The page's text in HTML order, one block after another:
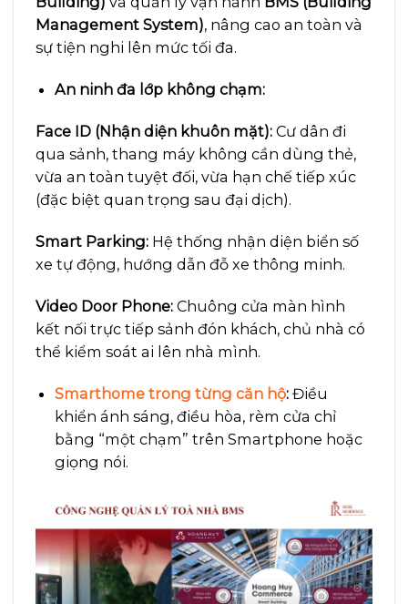
Management System), nâng cao an toàn và
sự tiện nghi lên mức tối đa.
An ninh đa lớp không chạm:
Face ID (Nhận diện khuôn mặt): Cư dân đi
qua sảnh, thang máy không cần dùng thẻ,
vừa an toàn tuyệt đối, vừa hạn chế tiếp xúc
(đặc biệt quan trọng sau đại dịch).
Smart Parking: Hệ thống nhận diện biển số
xe tự động, hướng dẫn đỗ xe thông minh.
Video Door Phone: Chuông cửa màn hình
kết nối trực tiếp sảnh đón khách, chủ nhà có
thể kiểm soát ai lên nhà mình.
Smarthome trong từng căn hộ: Điều
khiển ánh sáng, điều hòa, rèm cửa chỉ
bằng “một chạm” trên Smartphone hoặc
giọng nói.